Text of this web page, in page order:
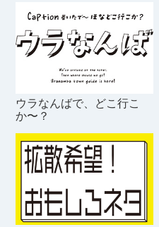
ウラなんばで、どこ行こ
か〜？